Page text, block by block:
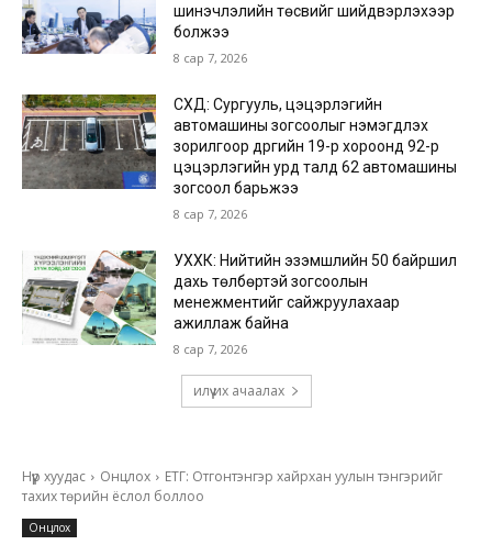
шинэчлэлийн төсвийг шийдвэрлэхээр
болжээ
8 сар 7, 2026
СХД: Сургууль, цэцэрлэгийн
автомашины зогсоолыг нэмэгдүүлэх
зорилгоор дүүргийн 19-р хороонд 92-р
цэцэрлэгийн урд талд 62 автомашины
зогсоол барьжээ
8 сар 7, 2026
УХХК: Нийтийн эзэмшлийн 50 байршил
дахь төлбөртэй зогсоолын
менежментийг сайжруулахаар
ажиллаж байна
8 сар 7, 2026
илүү их ачаалах